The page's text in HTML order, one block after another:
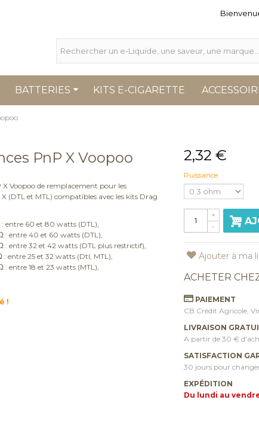
BATTERIES KITS E-CIGARETTE
PnP X Voopoo
X Voopoo de remplacement pour les
(DTL et MTL) compatibles avec les kits Drag
: entre 60 et 80 watts (DTL),
: entre 40 et 60 watts (DTL),
: entre 32 et 42 watts (DTL plus restrictif),
: entre 25 et 32 watts (Dtl, MTL),
: entre 18 et 23 watts (MTL),
!
2,32 €
Puissance
-
+
Ajouter à ma
ACHETER
PAIEMENT
CB Crédit Agricole,
LIVRAISON
A partir de 30 €
SATISFACTION
30 jours pour
EXPÉDITION
Du lundi au